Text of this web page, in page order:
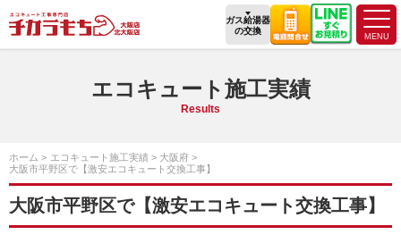
ガス給湯器
の交換
エコキュート施工実績
Results
ホーム エコキュート施工実績
大阪府
大阪市平野区で【激安エコキュート交換工事】
大阪市平野区で【激安エコキュート交換工事】